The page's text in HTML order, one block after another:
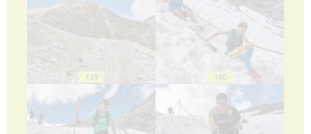
139 140